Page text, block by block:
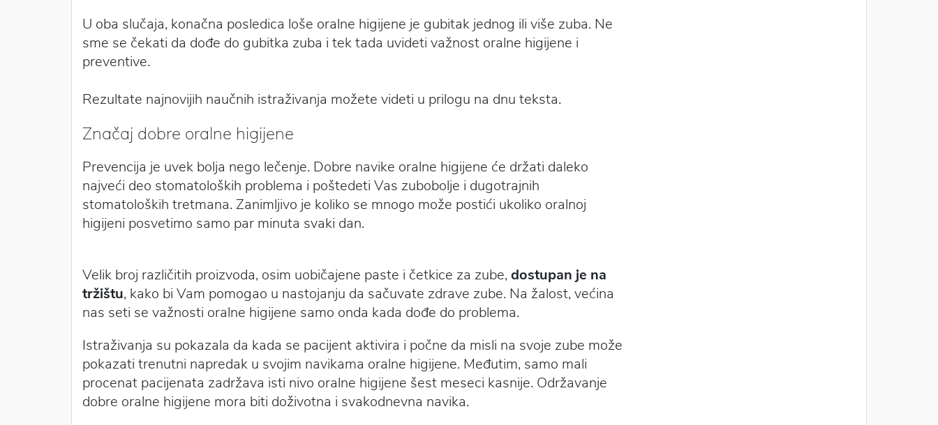
U oba slučaja, konačna posledica loše oralne higijene je gubitak jednog ili više zuba. Ne
sme se čekati da dođe do gubitka zuba i tek tada uvideti važnost oralne higijene i
preventive.
Rezultate najnovijih naučnih istraživanja možete videti u prilogu na dnu teksta.
Značaj dobre oralne higijene
Prevencija je uvek bolja nego lečenje. Dobre navike oralne higijene će držati daleko
najveći deo stomatoloških problema i poštedeti Vas zubobolje i dugotrajnih
stomatoloških tretmana. Zanimljivo je koliko se mnogo može postići ukoliko oralnoj
higijeni posvetimo samo par minuta svaki dan.
Velik broj različitih proizvoda, osim uobičajene paste i četkice za zube, dostupan je na
tržištu, kako bi Vam pomogao u nastojanju da sačuvate zdrave zube. Na žalost, većina
nas seti se važnosti oralne higijene samo onda kada dođe do problema.
Istraživanja su pokazala da kada se pacijent aktivira i počne da misli na svoje zube može
pokazati trenutni napredak u svojim navikama oralne higijene. Međutim, samo mali
procenat pacijenata zadržava isti nivo oralne higijene šest meseci kasnije. Održavanje
dobre oralne higijene mora biti doživotna i svakodnevna navika.